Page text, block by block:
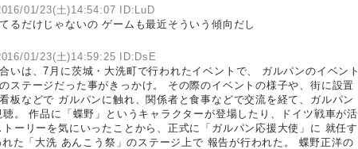
01/23(土)14:54:07 ID:LuD
るだけじゃないの ゲームも最近そういう傾向だし
01/23(土)14:59:25 ID:DsE
いは、7月に茨城・大洗町で行われたイベントで、 ガルパンのイベント
ステージだった事がきっかけ。 その際のイベントの様子や、街に設置
板などで ガルパンに触れ、関係者と食事などで交流を経て、ガルパン
。 作品に「蝶野」というキャラクターが登場したり、ドイツ戦車が活
ーリーを気にいったことから、正式に「ガルパン応援大使」に 就任す
た「大洗 あんこう祭」のステージ上で 報告が行われた。 蝶野正洋の